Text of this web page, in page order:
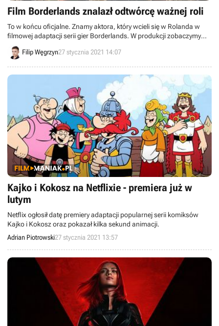
Film Borderlands znalazł odtwórcę ważnej roli
To w końcu oficjalne. Znamy aktora, który wcieli się w Rolanda w
filmowej adaptacji serii gier Borderlands. W produkcji zobaczymy
Kevina Harta na tle krajobrazów niebezpiecznej planety Pandory.
Filip Węgrzyn27 stycznia 2021 14:07
Kajko i Kokosz na Netflixie - premiera już w
lutym
Netflix ogłosił datę premiery adaptacji popularnej serii komiksów
Kajko i Kokosz oraz pokazał kilka sekund animacji.
Adrian Piotrowski27 stycznia 2021 13:57